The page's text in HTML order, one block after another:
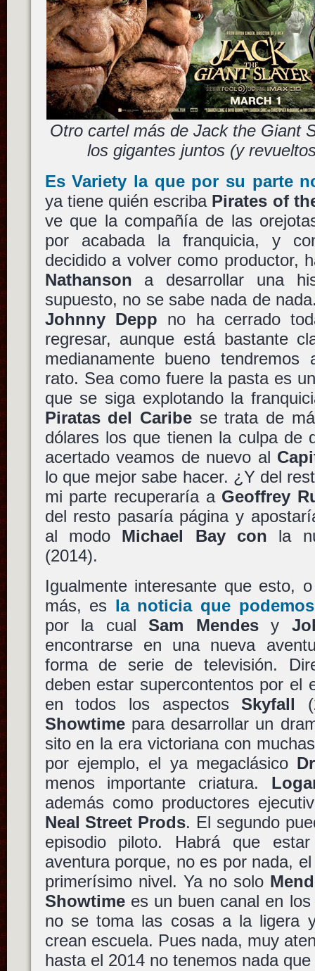
Otro cartel más de Jack the Giant
los gigantes juntos (y
Es Variety la que por su parte
ya tiene quién escriba Pirates of
ve que la compañía de las
por acabada la franquicia, y
decidido a volver como productor,
Nathanson a desarrollar una
supuesto, no se sabe nada de
Johnny Depp no ha cerrado
regresar, aunque está bastante
medianamente bueno
rato. Sea como fuere la pasta es
que se siga explotando la
Piratas del Caribese trata de
dólares los que tienen la culpa de
acertado veamos de nuevo al
lo que mejor sabe hacer. ¿Y del
mi parte recuperaría a Geoffrey
del resto pasaría página y
al modo Michael Bay con la
(2014).
Igualmente interesante que esto,
más, es la noticia que
por la cualSam Mendesy
encontrarse en una nueva
forma de serie de televisión.
deben estar supercontentos por el
en todos los aspectosSkyfall
Showtimepara desarrollar un
sito en la era victoriana con
por ejemplo, el ya megaclásico
menos importante criatura.
además como productores
Neal Street Prods. El segundo
episodio piloto. Habrá que
aventura porque, no es por nada,
primerísimo nivel. Ya no solo
Showtimees un buen canal en
no se toma las cosas a la ligera
crean escuela. Pues nada, muy
hasta el 2014 no tenemos nada